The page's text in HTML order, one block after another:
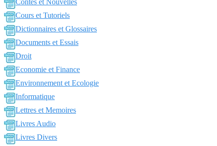
Contes et Nouvelles
Cours et Tutoriels
Dictionnaires et Glossaires
Documents et Essais
Droit
Economie et Finance
Environnement et Ecologie
Informatique
Lettres et Memoires
Livres Audio
Livres Divers